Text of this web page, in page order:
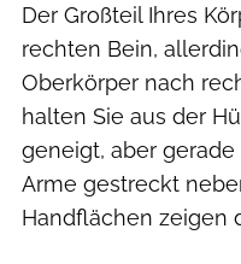
Der Großteil Ihres
rechten Bein,
Oberkörper nach
halten Sie aus der
geneigt, aber
Arme gestreckt
Handflächen zeigen